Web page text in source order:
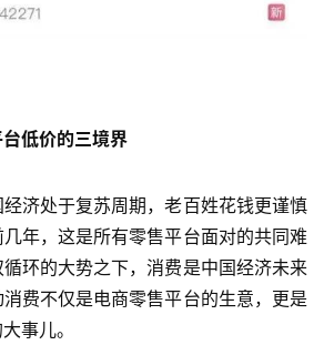
低价的三境界
济处于复苏周期，老百姓花钱更谨慎
年，这是所有零售平台面对的共同难
环的大势之下，消费是中国经济未来
费不仅是电商零售平台的生意，更是
事儿。